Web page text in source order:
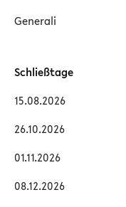
Generali
Schließtage
15.08.2026
26.10.2026
01.11.2026
08.12.2026